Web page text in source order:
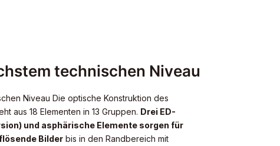
technischen Niveau
Niveau Die optische Konstruktion des
aus 18 Elementen in 13 Gruppen. Drei ED-
und asphärische Elemente sorgen für
Bilder bis in den Randbereich mit